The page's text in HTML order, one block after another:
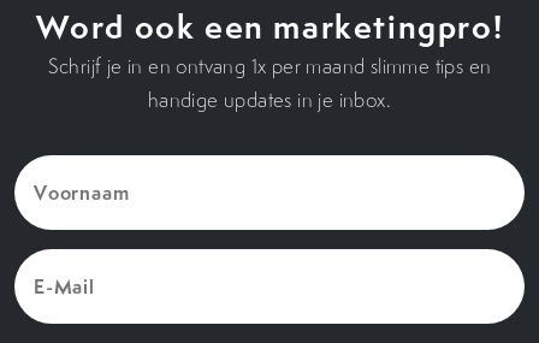
Word ook een marketingpro!
Schrijf je in en ontvang 1x per maand slimme tips en
handige updates in je inbox.
Voornaam
(Vereist)
E-
Mail
(Vereist)